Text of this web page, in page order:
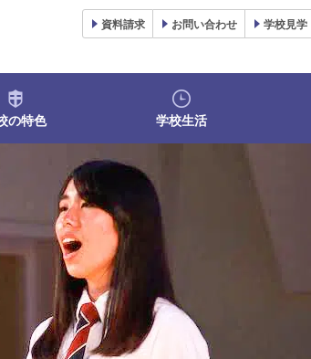
資料請求 お問い合わせ 学校見学
の特色 学校生活